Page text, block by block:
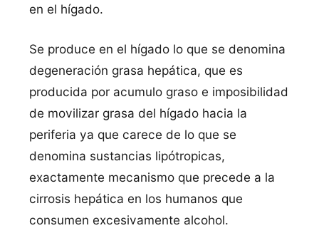
en el hígado.
Se produce en el hí­gado lo que se denomina
degeneración grasa hepática, que es
producida por acumulo graso e imposibilidad
de movilizar grasa del hí­gado hacia la
periferia ya que carece de lo que se
denomina sustancias lipótropicas,
exactamente mecanismo que precede a la
cirrosis hepática en los humanos que
consumen excesivamente alcohol.